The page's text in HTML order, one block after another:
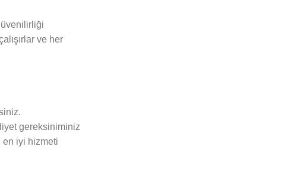
ve her
gereksiniminiz
en iyi hizmeti